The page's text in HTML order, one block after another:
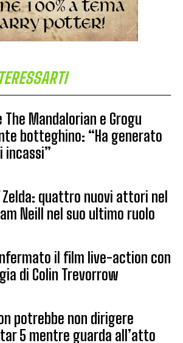
The Mandalorian e Grogu
botteghino: “Ha generato
incassi”
Zelda: quattro nuovi attori nel
Neill nel suo ultimo ruolo
il film live-action con
di Colin Trevorrow
potrebbe non dirigere
5 mentre guarda all’atto